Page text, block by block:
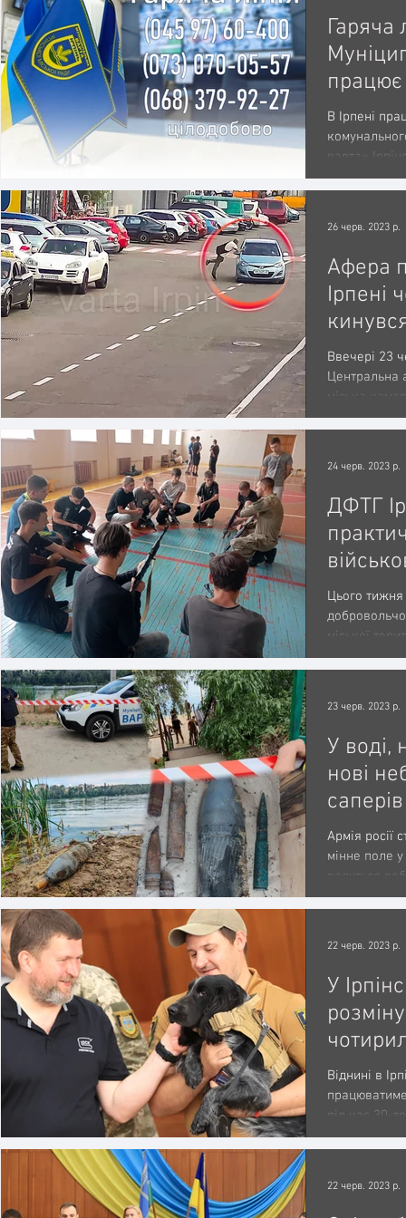
Гаряча
працює
В Ірпені
варта»
24/7...
Афера
Ірпені
Ввечері 23
Центральна
міська
26 черв. 2023 р.
ДФТГ
Цього тижня
міської
проводили
24 черв. 2023 р.
У воді,
нові
Армія росії
мінне поле
ведуться
15...
23 черв. 2023 р.
У
Віднині в
під час 30-
подарували...
22 черв. 2023 р.
22 черв. 2023 р.